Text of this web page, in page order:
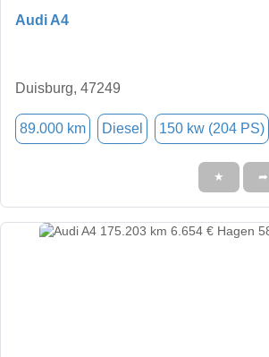
Audi A4
Duisburg, 47249
89.000 km Diesel 150 kw (204 PS)
★ ➦